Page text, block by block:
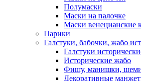
Полумаски
Маски на палочке
Маски венецианские
Парики
Галстуки, бабочки, жабо
Галстуки
Исторические жабо
Фишу, манишки,
Декоративные